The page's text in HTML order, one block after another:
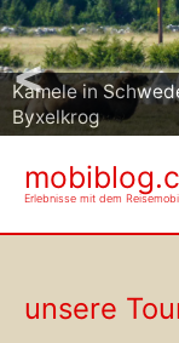
Kamele in
Byxelkrog
<
Erlebnisse mit dem
unsere